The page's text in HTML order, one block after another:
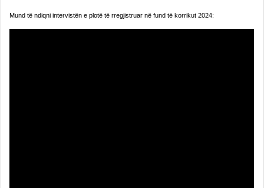
Mund të ndiqni intervistën e plotë të rregjistruar në fund të korrikut 2024: